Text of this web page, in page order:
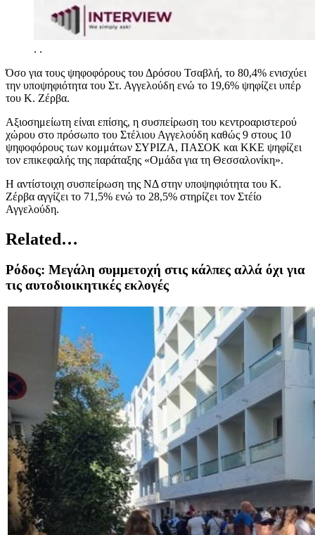
. .
Όσο για τους ψηφοφόρους του Δρόσου Τσαβλή, το 80,4% ενισχύει
την υποψηφιότητα του Στ. Αγγελούδη ενώ το 19,6% ψηφίζει υπέρ
του Κ. Ζέρβα.
Αξιοσημείωτη είναι επίσης, η συσπείρωση του κεντροαριστερού
χώρου στο πρόσωπο του Στέλιου Αγγελούδη καθώς 9 στους 10
ψηφοφόρους των κομμάτων ΣΥΡΙΖΑ, ΠΑΣΟΚ και ΚΚΕ ψηφίζει
τον επικεφαλής της παράταξης «Ομάδα για τη Θεσσαλονίκη».
Η αντίστοιχη συσπείρωση της ΝΔ στην υποψηφιότητα του Κ.
Ζέρβα αγγίζει το 71,5% ενώ το 28,5% στηρίζει τον Στέίο
Αγγελούδη.
Related…
Ρόδος: Μεγάλη συμμετοχή στις κάλπες αλλά όχι για
τις αυτοδιοικητικές εκλογές